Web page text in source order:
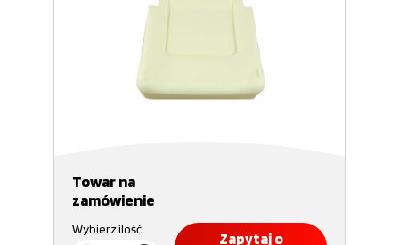
Towar na
zamówienie
Wybierz ilość
Zapytaj o